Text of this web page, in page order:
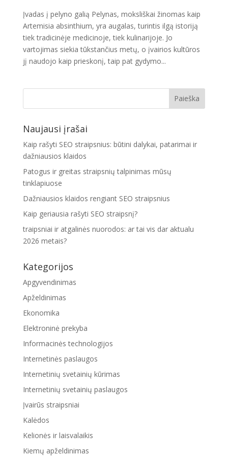
Įvadas į pelyno galią Pelynas, moksliškai žinomas kaip
Artemisia absinthium, yra augalas, turintis ilgą istoriją
tiek tradicinėje medicinoje, tiek kulinarijoje. Jo
vartojimas siekia tūkstančius metų, o įvairios kultūros
jį naudojo kaip prieskonį, taip pat gydymo...
Naujausi įrašai
Kaip rašyti SEO straipsnius: būtini dalykai, patarimai ir
dažniausios klaidos
Patogus ir greitas straipsnių talpinimas mūsų
tinklapiuose
Dažniausios klaidos rengiant SEO straipsnius
Kaip geriausia rašyti SEO straipsnį?
traipsniai ir atgalinės nuorodos: ar tai vis dar aktualu
2026 metais?
Kategorijos
Apgyvendinimas
Apželdinimas
Ekonomika
Elektroninė prekyba
Informacinės technologijos
Internetinės paslaugos
Internetinių svetainių kūrimas
Internetinių svetainių paslaugos
Įvairūs straipsniai
Kalėdos
Kelionės ir laisvalaikis
Kiemų apželdinimas